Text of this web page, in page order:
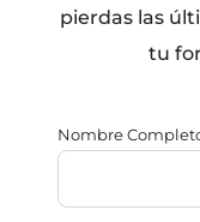
pierdas las
tu
Nombre